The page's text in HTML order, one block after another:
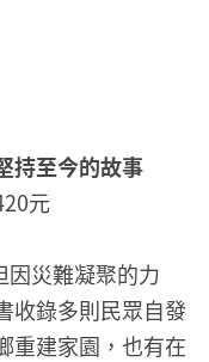
持至今的故事
元
災難凝聚的力
收錄多則民眾自發
重建家園，也有在